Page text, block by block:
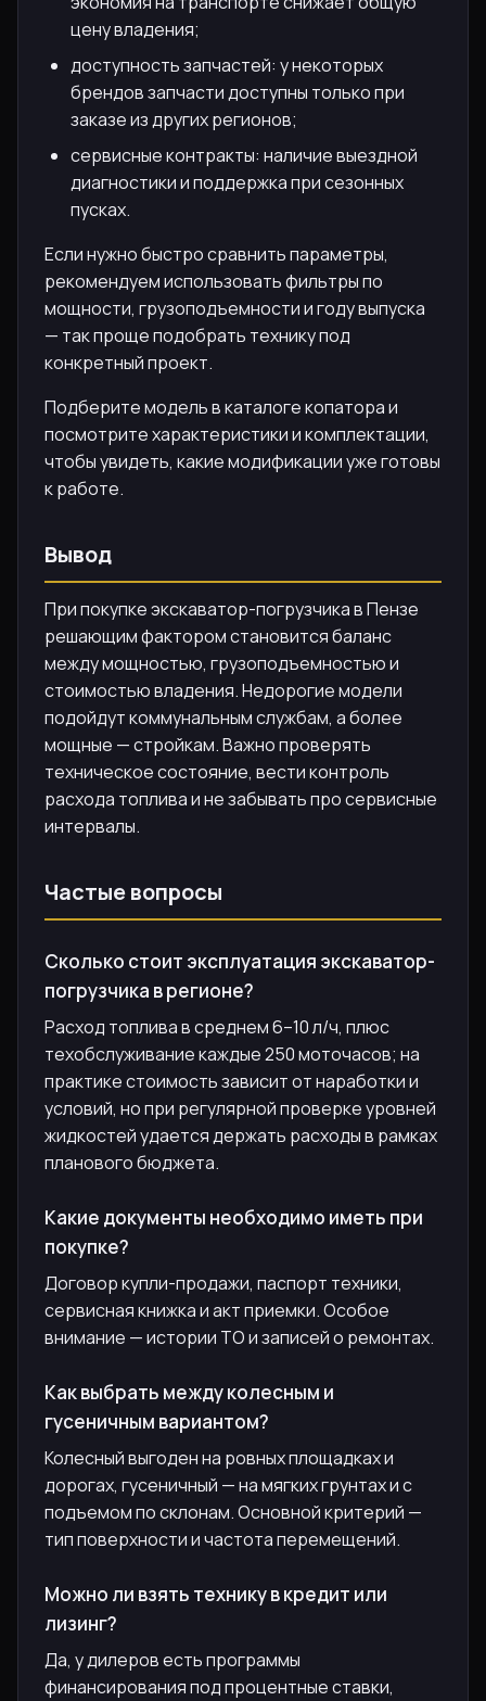
цену владения;
доступность запчастей: у некоторых
брендов запчасти доступны только при
заказе из других регионов;
сервисные контракты: наличие выездной
диагностики и поддержка при сезонных
пусках.
Если нужно быстро сравнить параметры,
рекомендуем использовать фильтры по
мощности, грузоподъемности и году выпуска
— так проще подобрать технику под
конкретный проект.
Подберите модель в каталоге копатора и
посмотрите характеристики и комплектации,
чтобы увидеть, какие модификации уже готовы
к работе.
Вывод
При покупке экскаватор-погрузчика в Пензе
решающим фактором становится баланс
между мощностью, грузоподъемностью и
стоимостью владения. Недорогие модели
подойдут коммунальным службам, а более
мощные — стройкам. Важно проверять
техническое состояние, вести контроль
расхода топлива и не забывать про сервисные
интервалы.
Частые вопросы
Сколько стоит эксплуатация экскаватор-
погрузчика в регионе?
Расход топлива в среднем 6–10 л/ч, плюс
техобслуживание каждые 250 моточасов; на
практике стоимость зависит от наработки и
условий, но при регулярной проверке уровней
жидкостей удается держать расходы в рамках
планового бюджета.
Какие документы необходимо иметь при
покупке?
Договор купли-продажи, паспорт техники,
сервисная книжка и акт приемки. Особое
внимание — истории ТО и записей о ремонтах.
Как выбрать между колесным и
гусеничным вариантом?
Колесный выгоден на ровных площадках и
дорогах, гусеничный — на мягких грунтах и с
подъемом по склонам. Основной критерий —
тип поверхности и частота перемещений.
Можно ли взять технику в кредит или
лизинг?
Да, у дилеров есть программы
финансирования под процентные ставки,